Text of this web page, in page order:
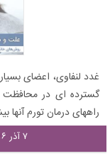
غدد لنفاوی، اعضای
گسترده‌ ای در محافظت
راههای درمان تورم آنها
۷ آذر ۱۳۹۶ - ۰۸:۵۹